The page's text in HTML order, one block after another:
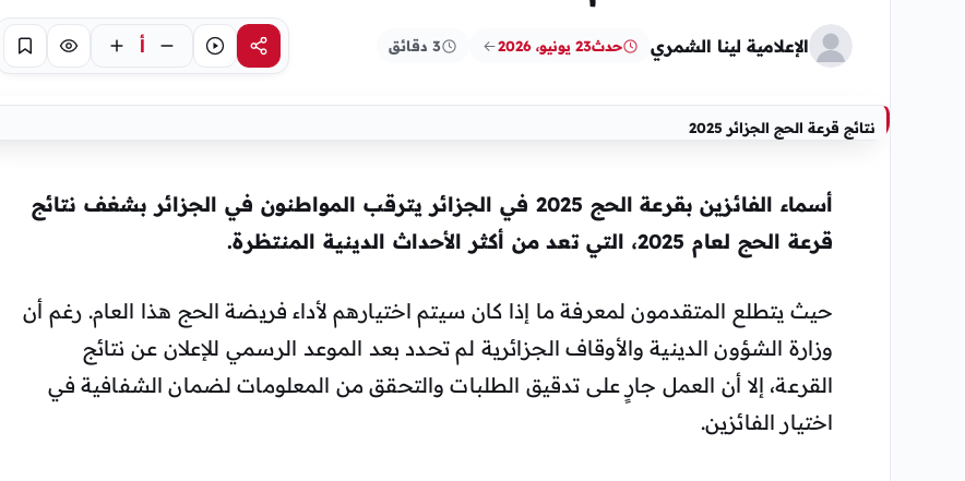
الإعلامية لينا الشمري حدث23 يونيو، 2026 3 دقائق مشاركةاستماع أ تركيز حفظ
نتائج قرعة الحج الجزائر 2025
أسماء الفائزين بقرعة الحج 2025 في الجزائر يترقب المواطنون في الجزائر بشغف نتائج
قرعة الحج لعام 2025، التي تعد من أكثر الأحداث الدينية المنتظرة.
حيث يتطلع المتقدمون لمعرفة ما إذا كان سيتم اختيارهم لأداء فريضة الحج هذا العام. رغم أن
وزارة الشؤون الدينية والأوقاف الجزائرية لم تحدد بعد الموعد الرسمي للإعلان عن نتائج
القرعة، إلا أن العمل جارٍ على تدقيق الطلبات والتحقق من المعلومات لضمان الشفافية في
اختيار الفائزين.